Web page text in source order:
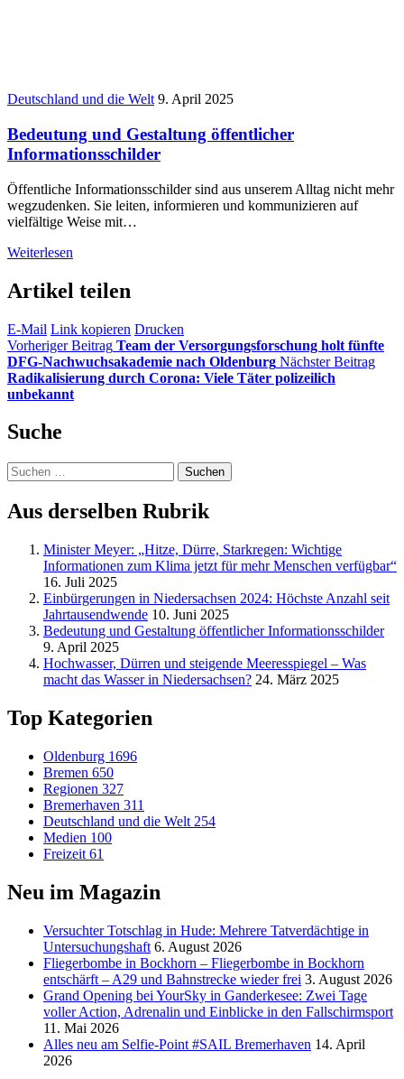
Deutschland und die Welt 9. April 2025
Bedeutung und Gestaltung öffentlicher
Informationsschilder
Öffentliche Informationsschilder sind aus unserem Alltag nicht mehr
wegzudenken. Sie leiten, informieren und kommunizieren auf
vielfältige Weise mit…
Weiterlesen
Artikel teilen
E-Mail Link kopieren Drucken
Vorheriger Beitrag Team der Versorgungsforschung holt fünfte
DFG-Nachwuchsakademie nach Oldenburg Nächster Beitrag
Radikalisierung durch Corona: Viele Täter polizeilich
unbekannt
Suche
Suchen
nach:
Aus derselben Rubrik
Minister Meyer: „Hitze, Dürre, Starkregen: Wichtige
Informationen zum Klima jetzt für mehr Menschen verfügbar“
16. Juli 2025
Einbürgerungen in Niedersachsen 2024: Höchste Anzahl seit
Jahrtausendwende 10. Juni 2025
Bedeutung und Gestaltung öffentlicher Informationsschilder
9. April 2025
Hochwasser, Dürren und steigende Meeresspiegel – Was
macht das Wasser in Niedersachsen? 24. März 2025
Top Kategorien
Oldenburg 1696
Bremen 650
Regionen 327
Bremerhaven 311
Deutschland und die Welt 254
Medien 100
Freizeit 61
Neu im Magazin
Versucht­er Totschlag in Hude: Mehrere Tatverdächtige in
Untersuchungshaft 6. August 2026
Fliegerbombe in Bockhorn – Fliegerbombe in Bockhorn
entschärft – A29 und Bahnstrecke wieder frei 3. August 2026
Grand Opening bei YourSky in Ganderkesee: Zwei Tage
voller Action, Adrenalin und Einblicke in den Fallschirmsport
11. Mai 2026
Alles neu am Selfie-Point #SAIL Bremerhaven 14. April
2026